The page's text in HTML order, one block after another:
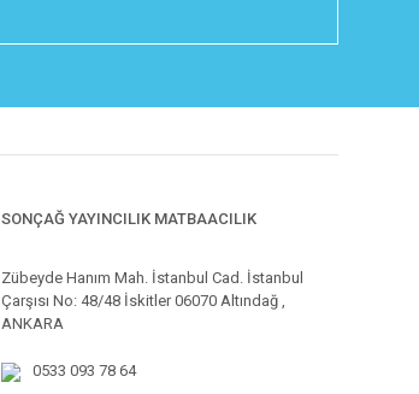
SONÇAĞ YAYINCILIK MATBAACILIK
Zübeyde Hanım Mah. İstanbul Cad. İstanbul
Çarşısı No: 48/48 İskitler 06070 Altındağ ,
ANKARA
0533 093 78 64